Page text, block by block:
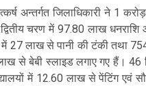
अन्तर्गत जिलाधिकारी ने 1
चरण में 97.80 लाख
में 27 लाख से पानी की टंकी तथा
से बेबी स्लाइड लगाए गए हैं। 46
में 12.60 लाख से पेंटिंग एवं